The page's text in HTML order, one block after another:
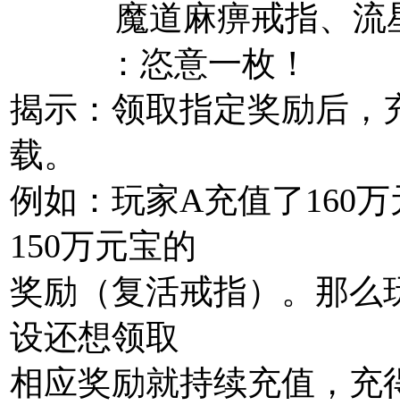
魔道麻痹戒指、流星
：恣意一枚！
揭示：领取指定奖励后，
载。
例如：玩家A充值了160
150万元宝的
奖励（复活戒指）。那么
设还想领取
相应奖励就持续充值，充